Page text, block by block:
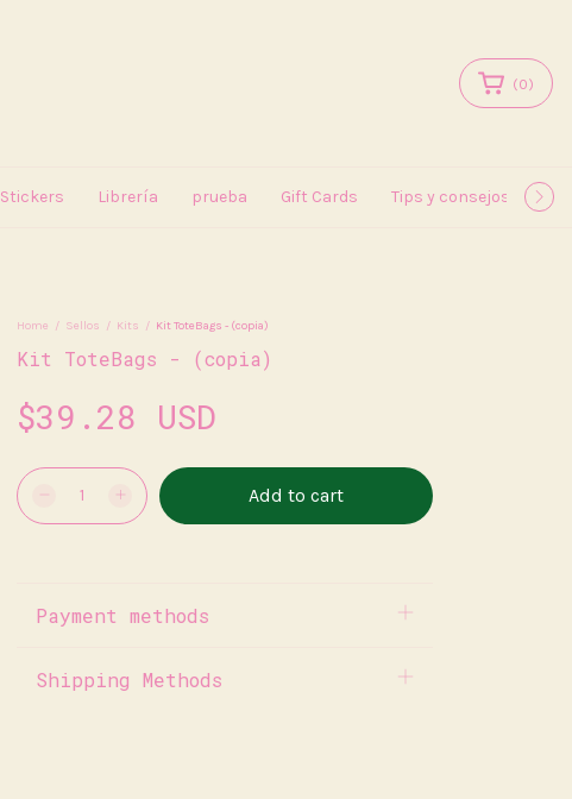
(0)
Stickers Librería prueba Gift Cards Tips y consejos
Home / Sellos / Kits / Kit ToteBags - (copia)
Kit ToteBags - (copia)
$39.28 USD
Payment methods
Shipping Methods